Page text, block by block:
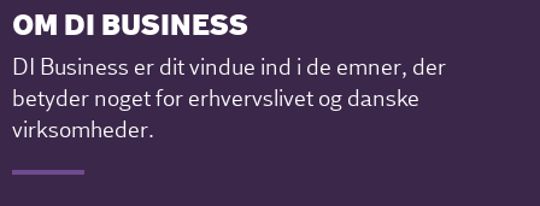
OM DI BUSINESS
DI Business er dit vindue ind i de emner, der
betyder noget for erhvervslivet og danske
virksomheder.